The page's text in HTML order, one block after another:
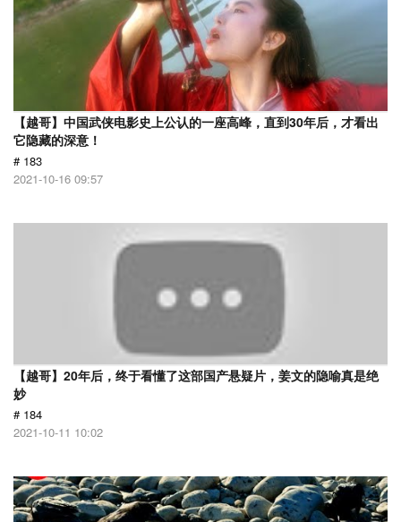
【越哥】中国武侠电影史上公认的一座高峰，直到30年后，才看出
它隐藏的深意！
# 183
2021-10-16 09:57
【越哥】20年后，终于看懂了这部国产悬疑片，姜文的隐喻真是绝
妙
# 184
2021-10-11 10:02